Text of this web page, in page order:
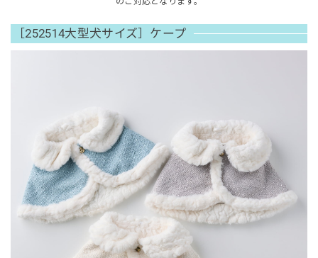
［252514大型犬サイズ］ケープ